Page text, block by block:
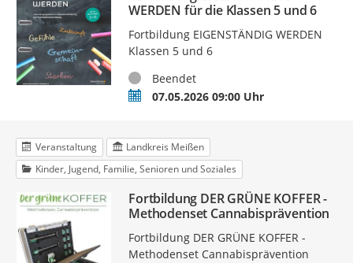
WERDEN für die Klassen 5 und 6
Fortbildung EIGENSTÄNDIG WERDEN
Klassen 5 und 6
StatusBeendet
Termin07.05.2026 09:00 Uhr
Veranstaltung
Landkreis Meißen
Kinder, Jugend, Familie, Senioren und Soziales
Fortbildung DER GRÜNE KOFFER -
Methodenset Cannabisprävention
Fortbildung DER GRÜNE KOFFER -
Methodenset Cannabisprävention